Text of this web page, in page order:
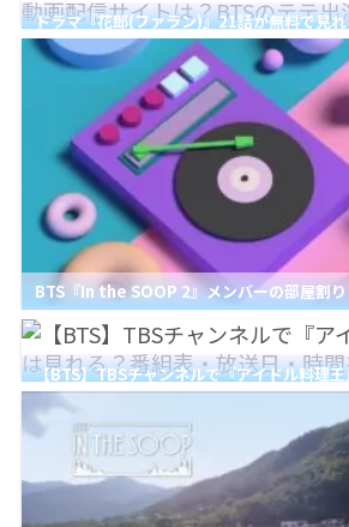
ドラマ『花郎(ファラン)』21話が無料で見
は？BTSのテテ出演！
BTS『In the SOOP 2』メンバーの部屋割
【BTS】TBSチャンネルで『アイドル料理
表・放送日・時間をご紹介！